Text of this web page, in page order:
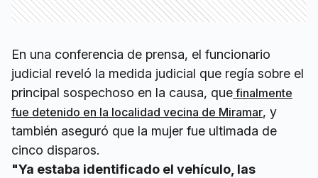
En una conferencia de prensa, el funcionario
judicial reveló la medida judicial que regía sobre el
principal sospechoso en la causa, que finalmente
fue detenido en la localidad vecina de Miramar, y
también aseguró que la mujer fue ultimada de
cinco disparos.
"Ya estaba identificado el vehículo, las